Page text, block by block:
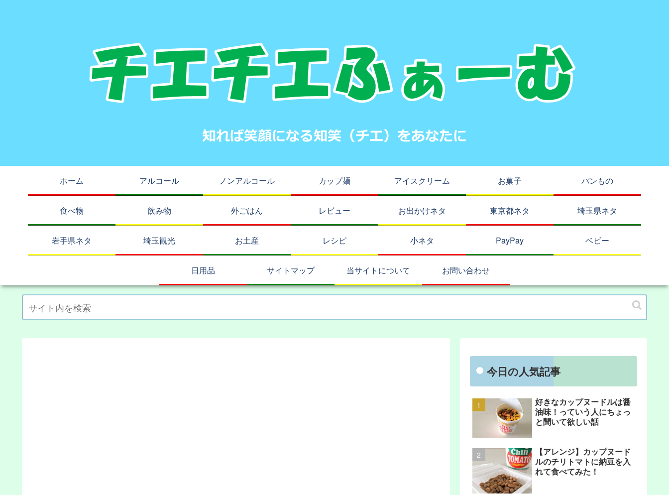
ホーム アルコール ノンアルコール カップ麺 アイスクリーム お菓子 パンもの
食べ物 飲み物 外ごはん レビュー お出かけネタ 東京都ネタ 埼玉県ネタ
岩手県ネタ 埼玉観光 お土産 レシピ 小ネタ PayPay ベビー
日用品 サイトマップ 当サイトについて お問い合わせ
今日の人気記事
好きなカップヌードルは醤
油味！っていう人にちょっ
と聞いて欲しい話
【アレンジ】カップヌード
ルのチリトマトに納豆を入
れて食べてみた！